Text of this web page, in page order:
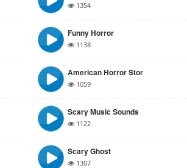
1354
Funny Horror
1138
American Horror Stor
1059
Scary Music Sounds
1122
Scary Ghost
1307